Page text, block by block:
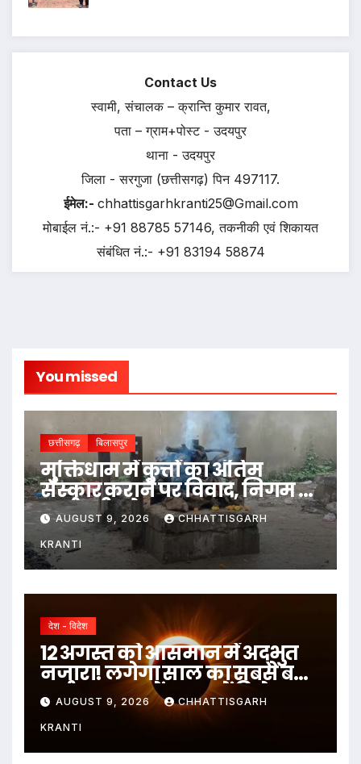
Contact Us
स्वामी, संचालक – क्रान्ति कुमार रावत,
पता – ग्राम+पोस्ट - उदयपुर
थाना - उदयपुर
जिला - सरगुजा (छत्तीसगढ़) पिन 497117.
ईमेल:- chhattisgarhkranti25@Gmail.com
मोबाईल नं.:- +91 88785 57146, तकनीकी एवं शिकायत
संबंधित नं.:- +91 83194 58874
You missed
छत्तीसगढ़ बिलासपुर
मुक्तिधाम में कुत्तों का अंतिम
संस्कार कराने पर विवाद, निगम ने
कर्मचारी को हटाया
AUGUST 9, 2026 CHHATTISGARH
KRANTI
देश - विदेश
12 अगस्त को आसमान में अद्भुत
नजारा! लगेगा साल का सबसे बड़ा
सूर्य ग्रहण, जानें भारत में दिखेगा या
नहींAUGUST 9, 2026 CHHATTISGARH
KRANTI